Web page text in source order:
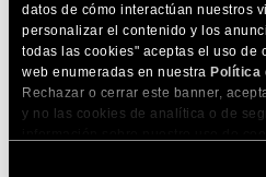
datos de cómo interactúan nuestros
personalizar el contenido y los
todas las cookies" aceptas el uso de
web enumeradas en nuestra Política
Rechazar o cerrar este banner,
y no las cookies de analítica o de